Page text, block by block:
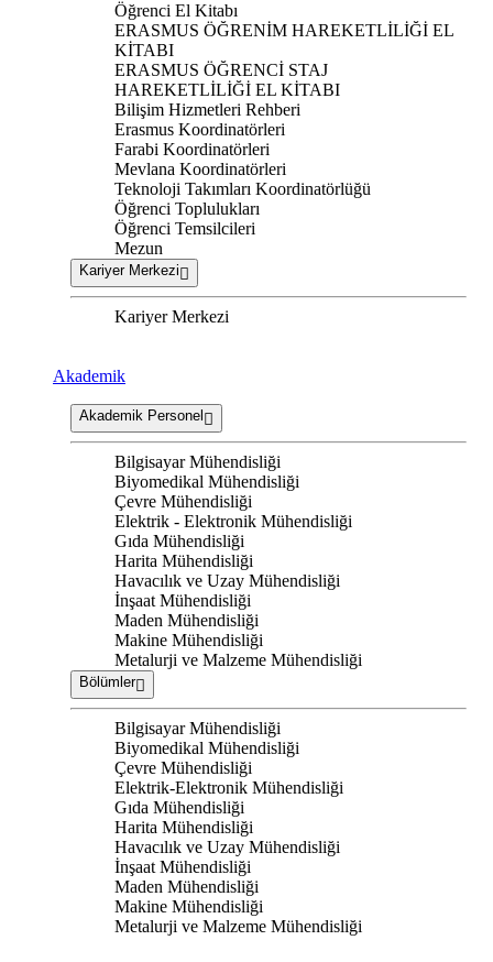
Öğrenci El Kitabı
ERASMUS ÖĞRENİM HAREKETLİLİĞİ EL
KİTABI
ERASMUS ÖĞRENCİ STAJ
HAREKETLİLİĞİ EL KİTABI
Bilişim Hizmetleri Rehberi
Erasmus Koordinatörleri
Farabi Koordinatörleri
Mevlana Koordinatörleri
Teknoloji Takımları Koordinatörlüğü
Öğrenci Toplulukları
Öğrenci Temsilcileri
Mezun
Kariyer Merkezi
Kariyer Merkezi
Akademik
Akademik Personel
Bilgisayar Mühendisliği
Biyomedikal Mühendisliği
Çevre Mühendisliği
Elektrik - Elektronik Mühendisliği
Gıda Mühendisliği
Harita Mühendisliği
Havacılık ve Uzay Mühendisliği
İnşaat Mühendisliği
Maden Mühendisliği
Makine Mühendisliği
Metalurji ve Malzeme Mühendisliği
Bölümler
Bilgisayar Mühendisliği
Biyomedikal Mühendisliği
Çevre Mühendisliği
Elektrik-Elektronik Mühendisliği
Gıda Mühendisliği
Harita Mühendisliği
Havacılık ve Uzay Mühendisliği
İnşaat Mühendisliği
Maden Mühendisliği
Makine Mühendisliği
Metalurji ve Malzeme Mühendisliği